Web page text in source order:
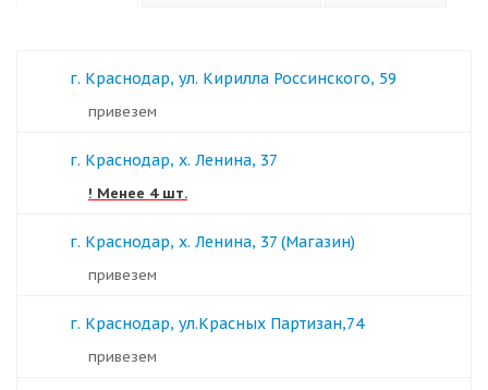
г. Краснодар, ул. Кирилла Россинского, 59
Привезем
г. Краснодар, х. Ленина, 37
! Менее 4 шт.
г. Краснодар, х. Ленина, 37 (Магазин)
Привезем
г. Краснодар, ул.Красных Партизан,74
Привезем